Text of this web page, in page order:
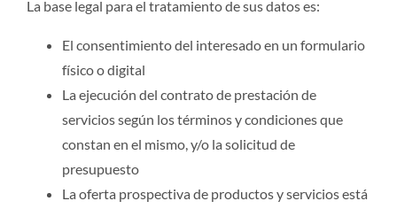
La base legal para el tratamiento de sus datos es:
El consentimiento del interesado en un formulario
físico o digital
La ejecución del contrato de prestación de
servicios según los términos y condiciones que
constan en el mismo, y/o la solicitud de
presupuesto
La oferta prospectiva de productos y servicios está